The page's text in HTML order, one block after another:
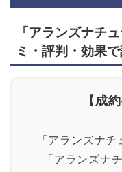
「アランズナチ
ミ・評判・効果
【成
「アランズナ
「アランズナ